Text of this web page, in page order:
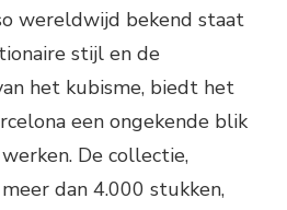
wereldwijd bekend staat
stijl en de
het kubisme, biedt het
een ongekende blik
De collectie,
dan 4.000 stukken,